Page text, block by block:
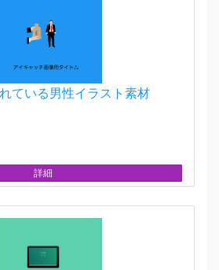
ている男性イラスト素材
詳細